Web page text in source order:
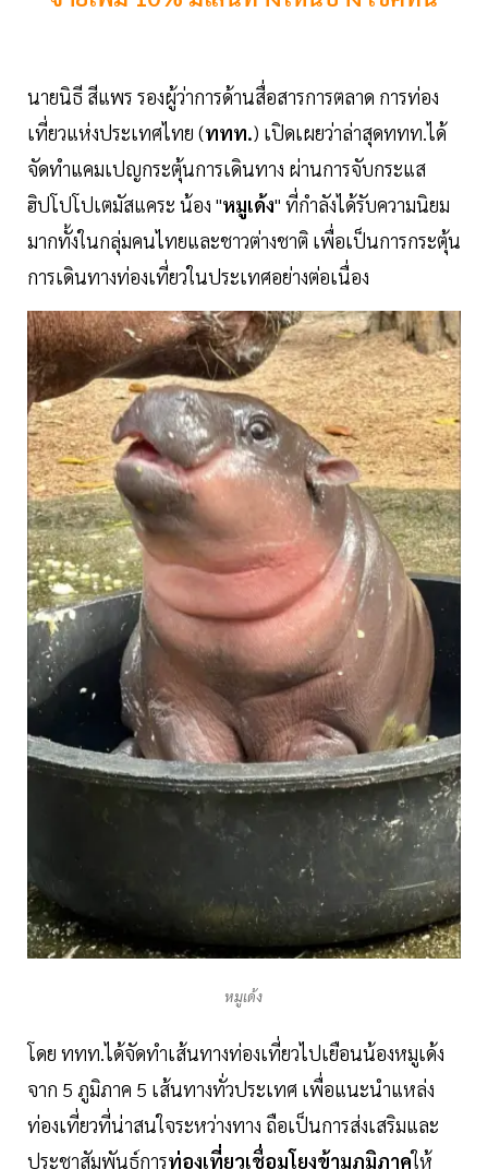
นายนิธี สีแพร รองผู้ว่าการด้านสื่อสารการตลาด การท่อง
เที่ยวแห่งประเทศไทย (ททท.) เปิดเผยว่าล่าสุดททท.ได้
จัดทำแคมเปญกระตุ้นการเดินทาง ผ่านการจับกระแส
ฮิปโปโปเตมัสแคระ น้อง "หมูเด้ง" ที่กำลังได้รับความนิยม
มากทั้งในกลุ่มคนไทยและชาวต่างชาติ เพื่อเป็นการกระตุ้น
การเดินทางท่องเที่ยวในประเทศอย่างต่อเนื่อง
หมูเด้ง
โดย ททท.ได้จัดทำเส้นทางท่องเที่ยวไปเยือนน้องหมูเด้ง
จาก 5 ภูมิภาค 5 เส้นทางทั่วประเทศ เพื่อแนะนำแหล่ง
ท่องเที่ยวที่น่าสนใจระหว่างทาง ถือเป็นการส่งเสริมและ
ประชาสัมพันธ์การท่องเที่ยวเชื่อมโยงข้ามภูมิภาคให้